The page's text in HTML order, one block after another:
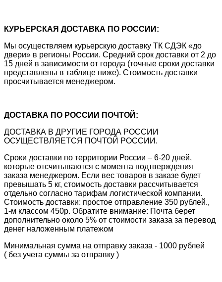
КУРЬЕРСКАЯ ДОСТАВКА ПО РОССИИ:
Мы осуществляем курьерскую доставку ТК СДЭК «до
двери» в регионы России. Средний срок доставки от 2 до
15 дней в зависимости от города (точные сроки доставки
представлены в таблице ниже). Стоимость доставки
просчитывается менеджером.
ДОСТАВКА ПО РОССИИ ПОЧТОЙ:
ДОСТАВКА В ДРУГИЕ ГОРОДА РОССИИ
ОСУЩЕСТВЛЯЕТСЯ ПОЧТОЙ РОССИИ.
Сроки доставки по территории России – 6-20 дней,
которые отсчитываются с момента подтверждения
заказа менеджером. Если вес товаров в заказе будет
превышать 5 кг, стоимость доставки рассчитывается
отдельно согласно тарифам логистической компании.
Стоимость доставки: простое отправление 350 рублей.,
1-м классом 450р. Обратите внимание: Почта берет
дополнительно около 5% от стоимости заказа за перевод
денег наложенным платежом
Минимальная сумма на отправку заказа - 1000 рублей
( без учета суммы за отправку )